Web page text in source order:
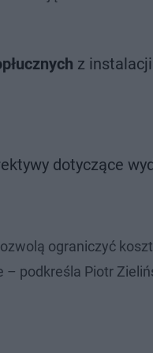
z instalacji
dotyczące
ograniczyć
podkreśla Piotr